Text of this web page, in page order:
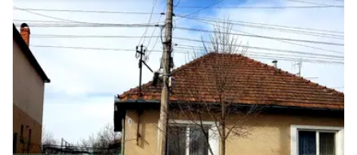
- У кількох хвилинах від будинку – стадіон, приватна школа та
садочок. Цей будинок поєднує комфорт, економічність і зручне
місцезнаходження. Дзвоніть, щоб домовитися про перегляд і
відчути всі переваги особисто! Додатково: Санвузол:
Роздільний. Система опалення: Комбіноване. Ремонт:
Авторський проект. Меблювання: Так. Комфорт: Ванна, Огорожа,
Камін, Підігрів підлоги, Тераса. Комунікації: Асфальтована
дорога, Центральна каналізація, Електрика, Вивіз відходів, Газ,
Каналізація септик, Центральний водопровід, Свердловина